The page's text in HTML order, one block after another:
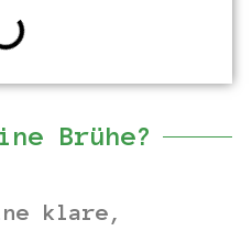
Brühe?
klare,